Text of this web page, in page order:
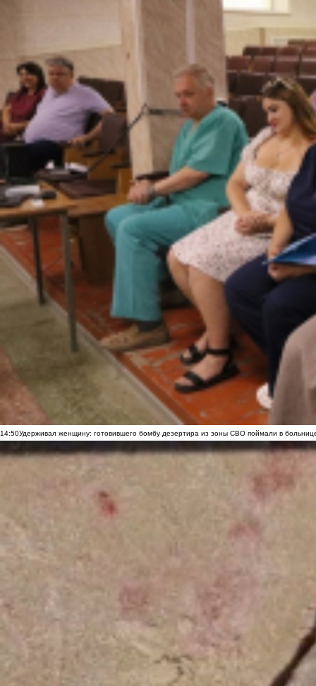
14:50Удерживал женщину: готовившего бомбу дезертира из зоны СВО поймали в